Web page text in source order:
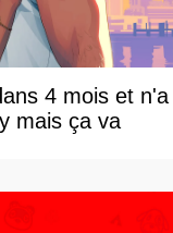
4 mois et n'a
mais ça va